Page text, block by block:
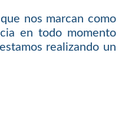
nos marcan como
en todo momento
realizando un